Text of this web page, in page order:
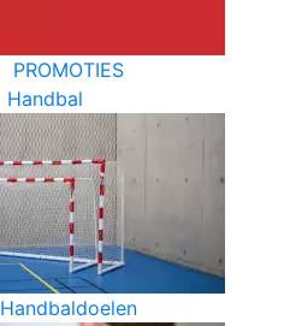
PROMOTIES
Handbal
Handbaldoelen